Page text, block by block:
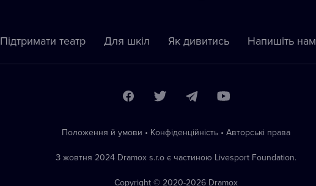
Підтримати театр Для шкіл Як дивитись Напишіть нам
Положення й умови • Конфіденційність • Автoрські права
З жовтня 2024 Dramox s.r.o є частиною Livesport Foundation.
Copyright © 2020-2026 Dramox